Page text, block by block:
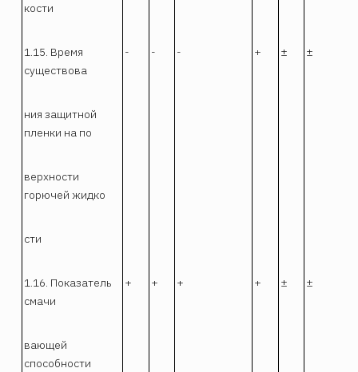
кости
1.15. Время
существова
- - - + ± ±
ния защитной
пленки на по
верхности
горючей жидко
сти
1.16. Показатель
смачи
+ + + + ± ±
вающей
способности